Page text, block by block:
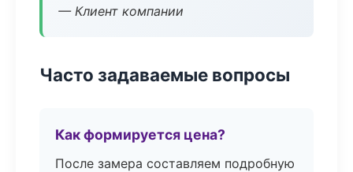
— Клиент компании
Часто задаваемые вопросы
Как формируется цена?
После замера составляем подробную